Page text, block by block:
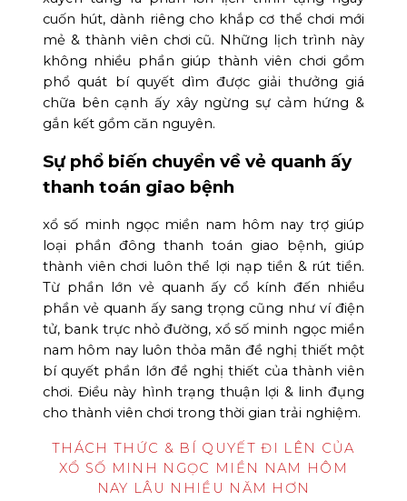
cuốn hút, dành riêng cho khắp cơ thể chơi mới
mẻ & thành viên chơi cũ. Những lịch trình này
không nhiều phần giúp thành viên chơi gồm
phổ quát bí quyết dìm được giải thưởng giá
chữa bên cạnh ấy xây ngừng sự cảm hứng &
gắn kết gồm căn nguyên.
Sự phổ biến chuyển về vẻ quanh ấy
thanh toán giao bệnh
xổ số minh ngọc miền nam hôm nay trợ giúp
loại phần đông thanh toán giao bệnh, giúp
thành viên chơi luôn thể lợi nạp tiền & rút tiền.
Từ phần lớn vẻ quanh ấy cổ kính đến nhiều
phần vẻ quanh ấy sang trọng cũng như ví điện
tử, bank trực nhỏ đường, xổ số minh ngọc miền
nam hôm nay luôn thỏa mãn đề nghị thiết một
bí quyết phần lớn đề nghị thiết của thành viên
chơi. Điều này hình trạng thuận lợi & linh đụng
cho thành viên chơi trong thời gian trải nghiệm.
THÁCH THỨC & BÍ QUYẾT ĐI LÊN CỦA
XỔ SỐ MINH NGỌC MIỀN NAM HÔM
NAY LÂU NHIỀU NĂM HƠN